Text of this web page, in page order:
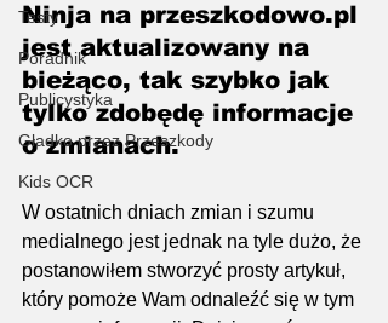
Testy
Poradnik
Publicystyka
Gładko przez Przeszkody
Kids OCR
Ninja na przeszkodowo.pl
jest aktualizowany na
bieżąco, tak szybko jak
tylko zdobędę informacje
o zmianach.
W ostatnich dniach zmian i szumu
medialnego jest jednak na tyle dużo, że
postanowiłem stworzyć prosty artykuł,
który pomoże Wam odnaleźć się w tym